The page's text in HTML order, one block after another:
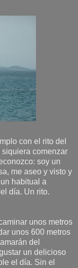
con el rito del
comenzar
soy un
me aseo y visto y
habitual a
día. Un rito.
unos metros
unos 600 metros
del
un delicioso
el día. Sin el